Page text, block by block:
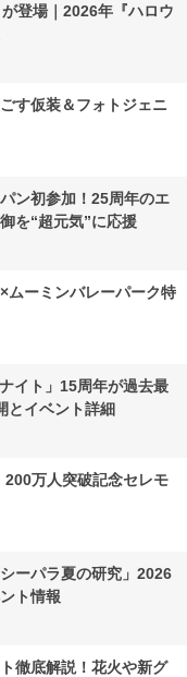
登場｜2026年『ハロウ
す仮装＆フォトジェニ
ン初参加！25周年のエ
を“超元気”に応援
ムーミンバレーパーク特
イト」15周年が過去最
とイベント詳細
万人突破記念セレモ
ーパラ夏の研究」2026
ト情報
徹底解説！花火や新グ